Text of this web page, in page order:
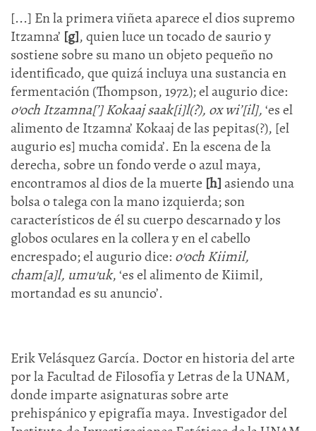
[...] En la primera viñeta aparece el dios supremo
Itzamna’ [g], quien luce un tocado de saurio y
sostiene sobre su mano un objeto pequeño no
identificado, que quizá incluya una sustancia en
fermentación (Thompson, 1972); el augurio dice:
o’och Itzamna[’] Kokaaj saak[i]l(?), ox wi’[il],‘es el
alimento de Itzamna’ Kokaaj de las pepitas(?), [el
augurio es] mucha comida’. En la escena de la
derecha, sobre un fondo verde o azul maya,
encontramos al dios de la muerte [h]asiendo una
bolsa o talega con la mano izquierda; son
característicos de él su cuerpo descarnado y los
globos oculares en la collera y en el cabello
encrespado; el augurio dice: o’och Kiimil,
cham[a]l, umu’uk, ‘es el alimento de Kiimil,
mortandad es su anuncio’.
Erik Velásquez García. Doctor en historia del arte
por la Facultad de Filosofía y Letras de la UNAM,
donde imparte asignaturas sobre arte
prehispánico y epigrafía maya. Investigador del